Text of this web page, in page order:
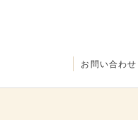
お問い合わせ